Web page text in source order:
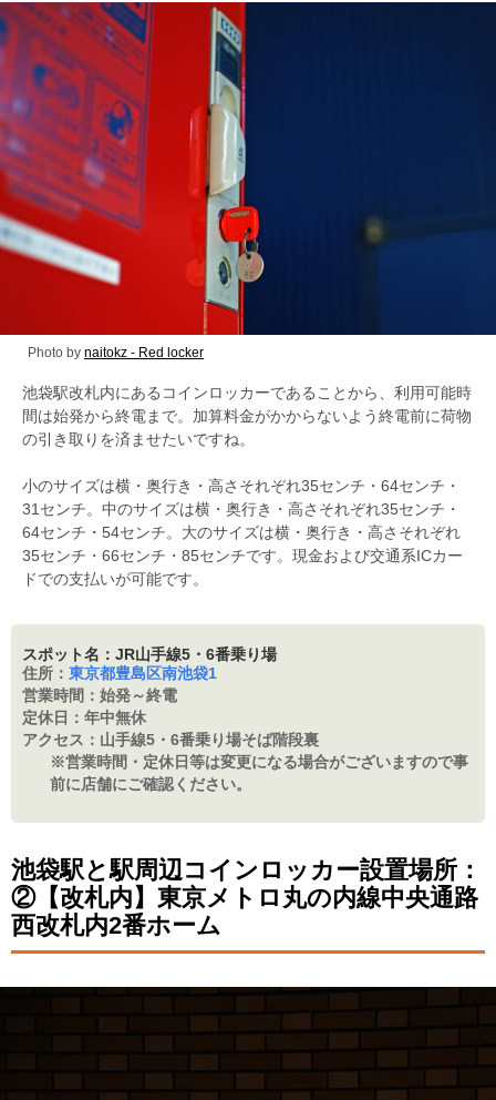
Photo by naitokz - Red locker
池袋駅改札内にあるコインロッカーであることから、利用可能時
間は始発から終電まで。加算料金がかからないよう終電前に荷物
の引き取りを済ませたいですね。
小のサイズは横・奥行き・高さそれぞれ35センチ・64センチ・
31センチ。中のサイズは横・奥行き・高さそれぞれ35センチ・
64センチ・54センチ。大のサイズは横・奥行き・高さそれぞれ
35センチ・66センチ・85センチです。現金および交通系ICカー
ドでの支払いが可能です。
スポット名：JR山手線5・6番乗り場
住所： 東京都豊島区南池袋1
営業時間： 始発～終電
定休日： 年中無休
アクセス： 山手線5・6番乗り場そば階段裏
※営業時間・定休日等は変更になる場合がございますので事
前に店舗にご確認ください。
池袋駅と駅周辺コインロッカー設置場所：
②【改札内】東京メトロ丸の内線中央通路
西改札内2番ホーム